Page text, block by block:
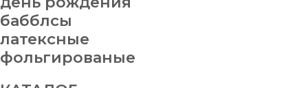
бабблсы
латексные
фольгированые